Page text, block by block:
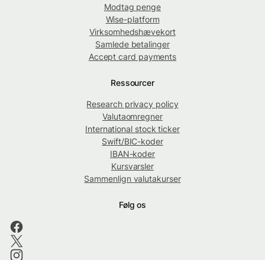
Modtag penge
Wise-platform
Virksomhedshævekort
Samlede betalinger
Accept card payments
Ressourcer
Research privacy policy
Valutaomregner
International stock ticker
Swift/BIC-koder
IBAN-koder
Kursvarsler
Sammenlign valutakurser
Følg os